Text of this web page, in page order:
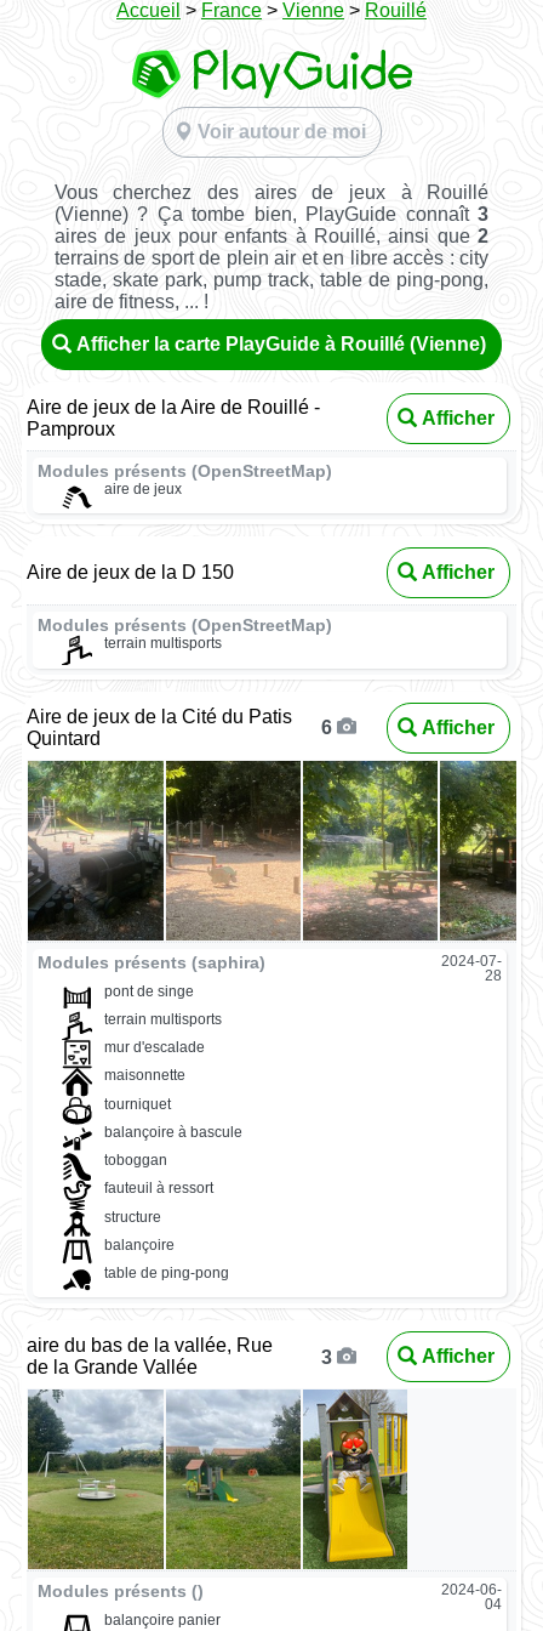
Accueil > France > Vienne > Rouillé
Voir autour de moi
Vous cherchez des aires de jeux à Rouillé
(Vienne) ? Ça tombe bien, PlayGuide connaît3
aires de jeux pour enfants à Rouillé, ainsi que2
terrains de sport de plein air et en libre accès : city
stade, skate park, pump track, table de ping-pong,
aire de fitness, ... !
Afficher la carte PlayGuide à Rouillé (Vienne)
Aire de jeux de la Aire de Rouillé -
Pamproux
Afficher
Modules présents (OpenStreetMap)
aire de jeux
Aire de jeux de la D 150 Afficher
Modules présents (OpenStreetMap)
terrain multisports
Aire de jeux de la Cité du Patis
Quintard
6 Afficher
Modules présents (saphira)
2024-07-
28
pont de singe
terrain multisports
mur d'escalade
maisonnette
tourniquet
balançoire à bascule
toboggan
fauteuil à ressort
structure
balançoire
table de ping-pong
aire du bas de la vallée, Rue
de la Grande Vallée
3 Afficher
Modules présents ()
2024-06-
04
balançoire panier